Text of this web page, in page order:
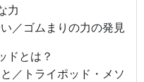
力
／ゴムまりの力の発見
ドとは？
／トライポッド・メソ